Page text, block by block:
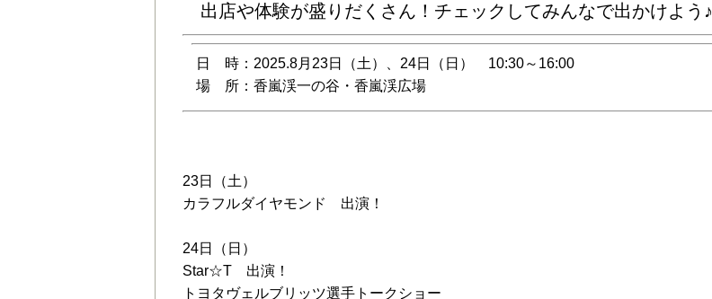
出店や体験が盛りだくさん！チェックしてみんなで出かけよう♪
日 時：2025.8月23日（土）、24日（日） 10:30～16:00
場 所：香嵐渓一の谷・香嵐渓広場
23日（土）
カラフルダイヤモンド 出演！
24日（日）
Star☆T 出演！
トヨタヴェルブリッツ選手トークショー